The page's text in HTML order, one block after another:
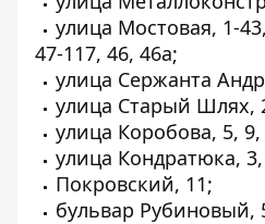
улица Мостовая, 1-
47-117, 46, 46а;
улица Сержанта
улица Старый Шлях,
улица Коробова, 5, 9,
улица Кондратюка,
Покровский, 11;
бульвар Рубиновый,